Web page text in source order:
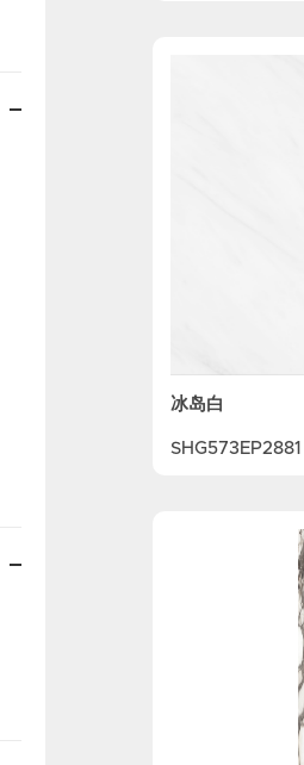
冰岛白
SHG573EP2881